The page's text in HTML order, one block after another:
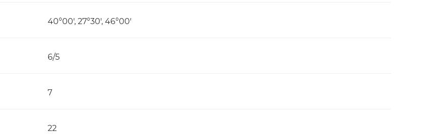
40°00′, 27°30′, 46°00′
6/5
7
22